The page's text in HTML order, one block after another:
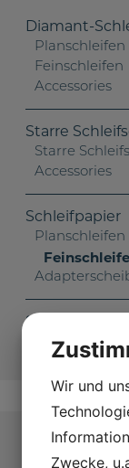
Diamant-
Planschleifen
Feinschleifen
Accessories
Starre
Starre
Accessories
Schleifpapier
Planschleifen
Schleifsteine
Kontaktiere
Wir und
Zwecke,